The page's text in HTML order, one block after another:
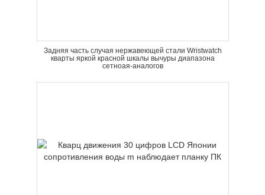
Задняя часть случая нержавеющей стали Wristwatch
кварты яркой красной шкалы вычуры диапазона
сетноая-аналогов